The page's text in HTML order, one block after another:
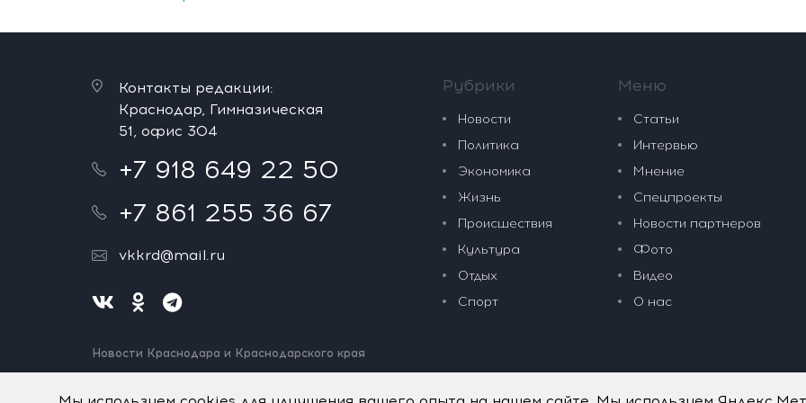
Контакты редакции:
Краснодар, Гимназическая
51, офис 304
+7 918 649 22 50
+7 861 255 36 67
vkkrd@mail.ru
Новости Краснодара и Краснодарского края
Нашли ошибку? Выделите и нажмите Ctrl+Enter.
Рубрики
Новости
Политика
Экономика
Жизнь
Происшествия
Культура
Отдых
Спорт
Меню
Статьи
Интервью
Мнение
Спецпроекты
Новости партнеров
Фото
Видео
О нас